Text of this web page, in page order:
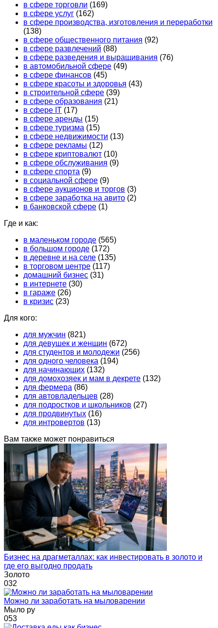
в сфере торговли (169)
в сфере услуг (162)
в сфере производства, изготовления и переработки
(138)
в сфере общественного питания (92)
в сфере развлечений (88)
в сфере разведения и выращивания (76)
в автомобильной сфере (49)
в сфере финансов (45)
в сфере красоты и здоровья (43)
в строительной сфере (39)
в сфере образования (21)
в сфере IT (17)
в сфере аренды (15)
в сфере туризма (15)
в сфере недвижимости (13)
в сфере рекламы (12)
в сфере криптовалют (10)
в сфере обслуживания (9)
в сфере спорта (9)
в социальной сфере (9)
в сфере аукционов и торгов (3)
в сфере заработка на авито (2)
в банковской сфере (1)
Где и как:
в маленьком городе (565)
в большом городе (172)
в деревне и на селе (135)
в торговом центре (117)
домашний бизнес (31)
в интернете (30)
в гараже (26)
в кризис (23)
Для кого:
для мужчин (821)
для девушек и женщин (672)
для студентов и молодежи (256)
для одного человека (194)
для начинающих (132)
для домохозяек и мам в декрете (132)
для фермера (86)
для автовладельцев (28)
для подростков и школьников (27)
для продвинутых (16)
для интровертов (13)
Вам также может понравиться
Бизнес на драгметаллах: как инвестировать в золото и
где его выгодно продать
Золото
032
Можно ли заработать на мыловарении
Мыло ру
053